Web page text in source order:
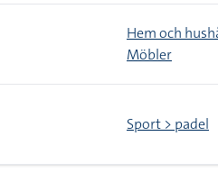
Hem och
Möbler
Sport > padel